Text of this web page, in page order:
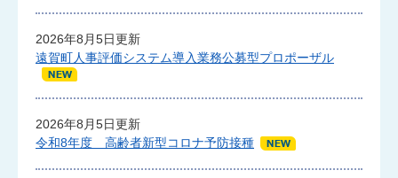
2026年8月5日更新
遠賀町人事評価システム導入業務公募型プロポーザル
2026年8月5日更新
令和8年度 高齢者新型コロナ予防接種